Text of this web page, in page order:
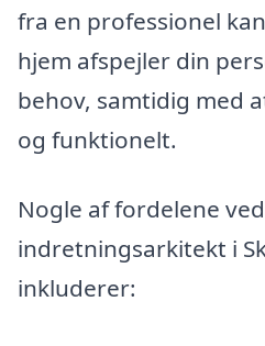
fra en professionel
hjem afspejler din
behov, samtidig med
og funktionelt.
Nogle af fordelene
indretningsarkitekt i
inkluderer: